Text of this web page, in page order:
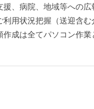
援、病院、地域等への広
利用状況把握（送迎含
成は全てパソコン作業